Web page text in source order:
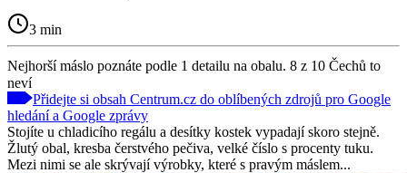
3 min
Nejhorší máslo poznáte podle 1 detailu na obalu. 8 z 10 Čechů to
neví
Přidejte si obsah Centrum.cz do oblíbených zdrojů pro Google
hledání a Google zprávy
Stojíte u chladicího regálu a desítky kostek vypadají skoro stejně.
Žlutý obal, kresba čerstvého pečiva, velké číslo s procenty tuku.
Mezi nimi se ale skrývají výrobky, které s pravým máslem...